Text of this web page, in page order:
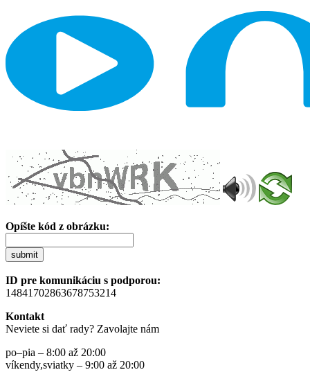
Opíšte kód z obrázku:
submit
ID pre komunikáciu s podporou:
14841702863678753214
Kontakt
Neviete si dať rady? Zavolajte nám
po–pia – 8:00 až 20:00
víkendy,sviatky – 9:00 až 20:00